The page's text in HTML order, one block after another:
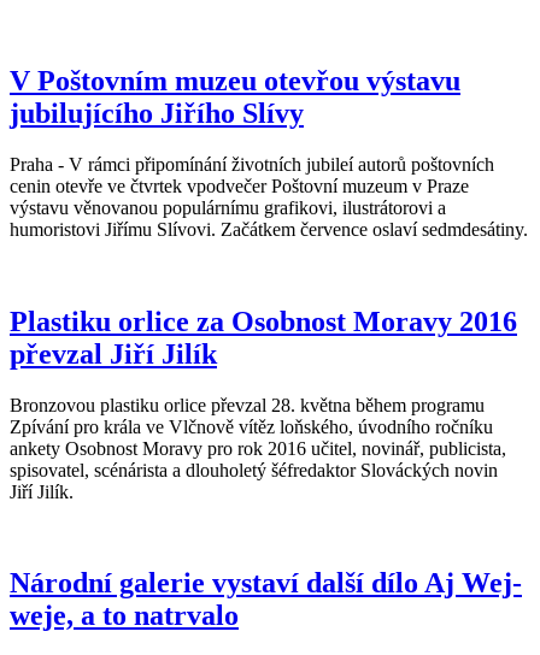
V Poštovním muzeu otevřou výstavu
jubilujícího Jiřího Slívy
Praha - V rámci připomínání životních jubileí autorů poštovních
cenin otevře ve čtvrtek vpodvečer Poštovní muzeum v Praze
výstavu věnovanou populárnímu grafikovi, ilustrátorovi a
humoristovi Jiřímu Slívovi. Začátkem července oslaví sedmdesátiny.
Plastiku orlice za Osobnost Moravy 2016
převzal Jiří Jilík
Bronzovou plastiku orlice převzal 28. května během programu
Zpívání pro krála ve Vlčnově vítěz loňského, úvodního ročníku
ankety Osobnost Moravy pro rok 2016 učitel, novinář, publicista,
spisovatel, scénárista a dlouholetý šéfredaktor Slováckých novin
Jiří Jilík.
Národní galerie vystaví další dílo Aj Wej-
weje, a to natrvalo